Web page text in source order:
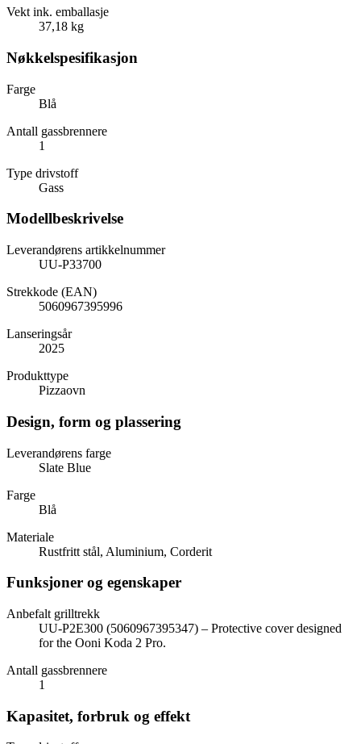
Vekt ink. emballasje
37,18 kg
Nøkkelspesifikasjon
Farge
Blå
Antall gassbrennere
1
Type drivstoff
Gass
Modellbeskrivelse
Leverandørens artikkelnummer
UU-P33700
Strekkode (EAN)
5060967395996
Lanseringsår
2025
Produkttype
Pizzaovn
Design, form og plassering
Leverandørens farge
Slate Blue
Farge
Blå
Materiale
Rustfritt stål, Aluminium, Corderit
Funksjoner og egenskaper
Anbefalt grilltrekk
UU-P2E300 (5060967395347) – Protective cover designed
for the Ooni Koda 2 Pro.
Antall gassbrennere
1
Kapasitet, forbruk og effekt